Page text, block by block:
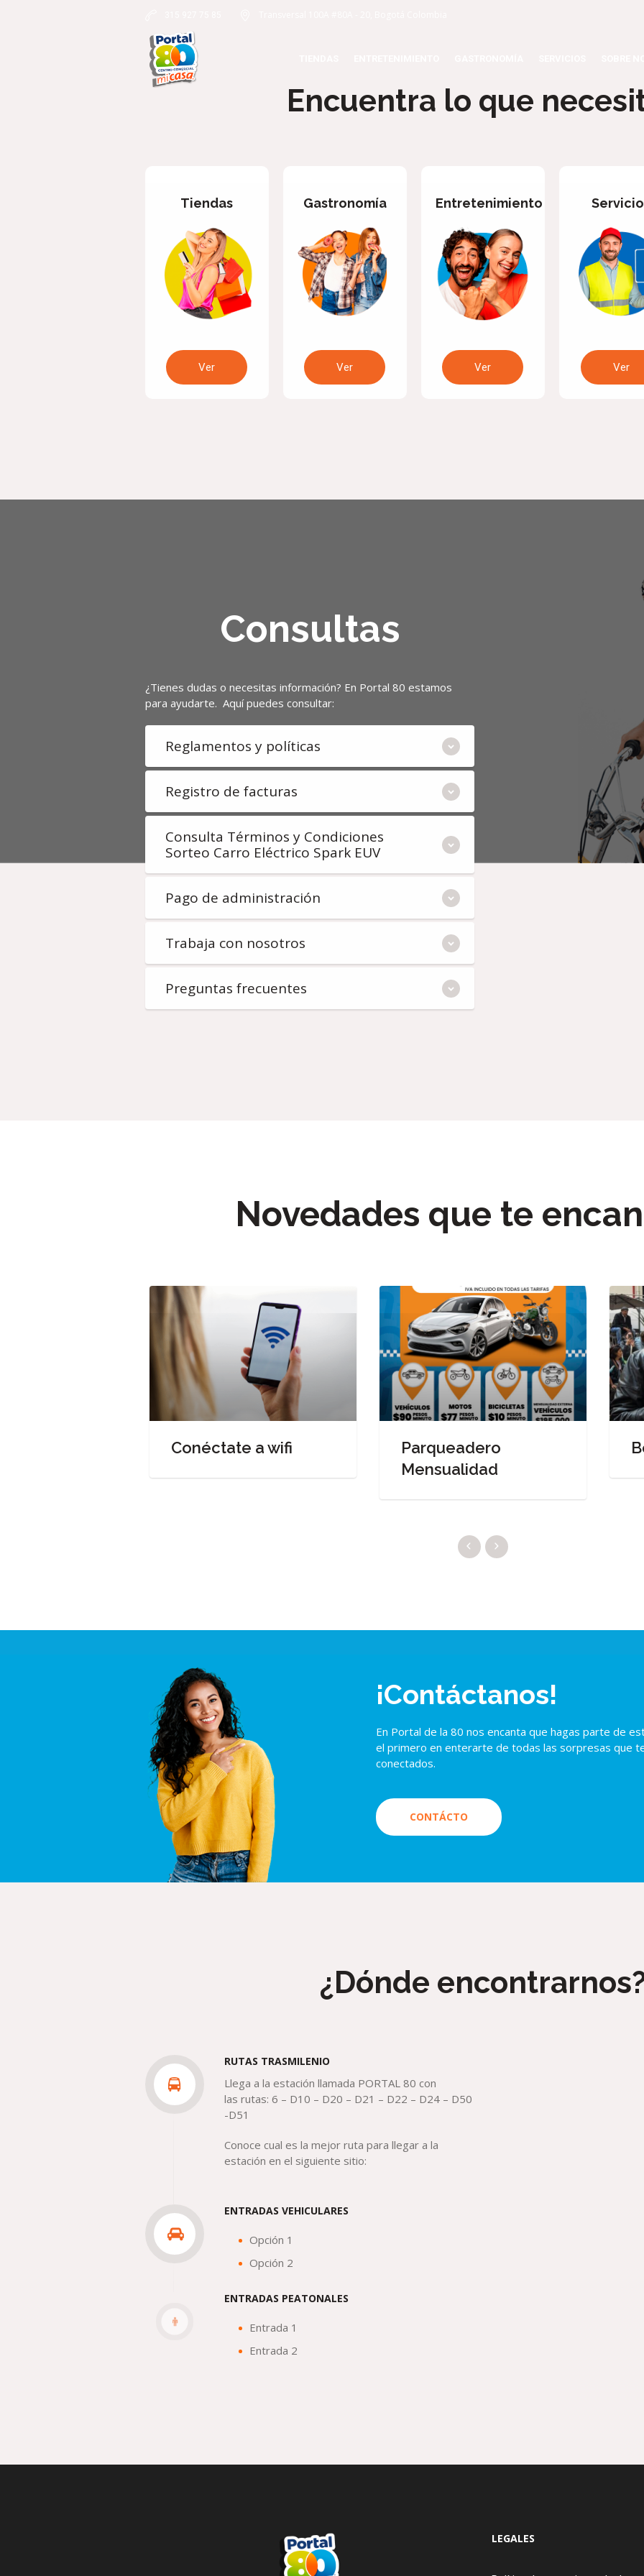
Encuentra lo que
Tiendas
Ver
Gastronomía
Ver
Entretenimiento
Ver Ver
Consultas
¿Tienes dudas o necesitas información? En Portal 80 estamos
para ayudarte. Aquí puedes consultar:
Reglamentos y políticas
Registro de facturas
Consulta Términos y Condiciones
Sorteo Carro Eléctrico Spark EUV
Pago de administración
Trabaja con nosotros
Preguntas frecuentes
Novedades que te
Conéctate a wifi
Parqueadero
Mensualidad
¡Contáctanos!
En Portal de la 80 nos encanta que hagas parte de
el primero en enterarte de todas las sorpresas que
conectados.
CONTÁCTO
¿Dónde
RUTAS TRASMILENIO
Llega a la estación llamada PORTAL 80 con
las rutas: 6 – D10 – D20 – D21 – D22 – D24 – D50
-D51
Conoce cual es la mejor ruta para llegar a la
estación en el siguiente sitio:
ENTRADAS VEHICULARES
Opción 1
Opción 2
ENTRADAS PEATONALES
Entrada 1
Entrada 2
LEGALES